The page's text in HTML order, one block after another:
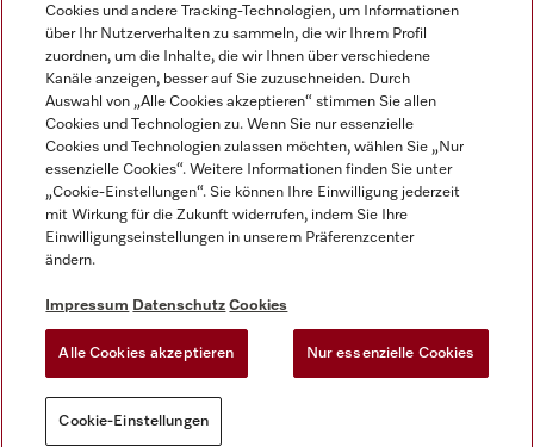
Impressum
Datenschutz
Cookie-Einstellungen
Miele auf YoutubeMiele auf Instagram
Miele auf Facebook
Miele auf LinkedInMiele auf LinkedIn
Cookies und andere Tracking-Technologien, um Informationen
über Ihr Nutzerverhalten zu sammeln, die wir Ihrem Profil
zuordnen, um die Inhalte, die wir Ihnen über verschiedene
Kanäle anzeigen, besser auf Sie zuzuschneiden. Durch
Auswahl von „Alle Cookies akzeptieren“ stimmen Sie allen
Cookies und Technologien zu. Wenn Sie nur essenzielle
Cookies und Technologien zulassen möchten, wählen Sie „Nur
essenzielle Cookies“. Weitere Informationen finden Sie unter
„Cookie-Einstellungen“. Sie können Ihre Einwilligung jederzeit
mit Wirkung für die Zukunft widerrufen, indem Sie Ihre
Einwilligungseinstellungen in unserem Präferenzcenter
ändern.
Impressum Datenschutz Cookies
Alle Cookies akzeptieren Nur essenzielle Cookies
Cookie-Einstellungen